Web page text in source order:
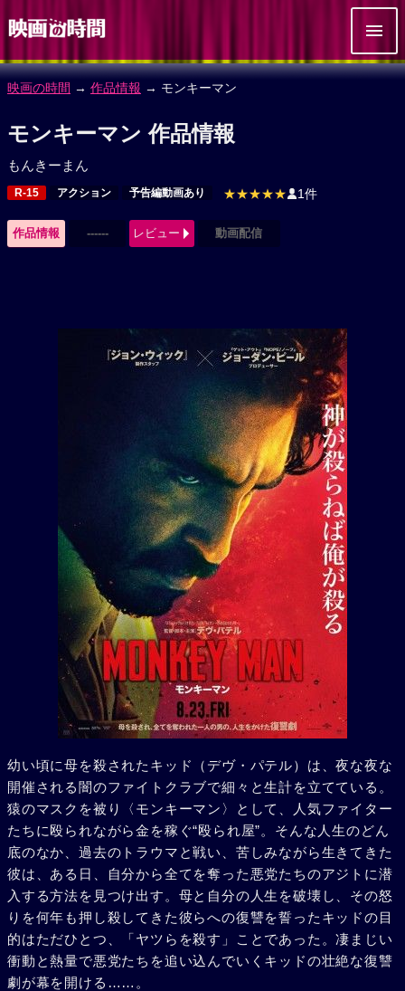
映画の時間 → 作品情報 → モンキーマン
モンキーマン 作品情報
もんきーまん
R-15 アクション 予告編動画あり ★★★★★ 1件
作品情報 ------ レビュー 動画配信
幼い頃に母を殺されたキッド（デヴ・パテル）は、夜な夜な
開催される闇のファイトクラブで細々と生計を立てている。
猿のマスクを被り〈モンキーマン〉として、人気ファイター
たちに殴られながら金を稼ぐ“殴られ屋”。そんな人生のどん
底のなか、過去のトラウマと戦い、苦しみながら生きてきた
彼は、ある日、自分から全てを奪った悪党たちのアジトに潜
入する方法を見つけ出す。母と自分の人生を破壊し、その怒
りを何年も押し殺してきた彼らへの復讐を誓ったキッドの目
的はただひとつ、「ヤツらを殺す」ことであった。凄まじい
衝動と熱量で悪党たちを追い込んでいくキッドの壮絶な復讐
劇が幕を開ける……。